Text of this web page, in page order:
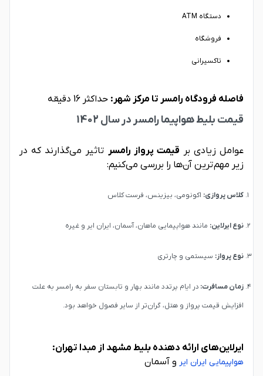
دستگاه ATM
فروشگاه
تاکسیرانی
فاصله فرودگاه رامسر تا مرکز شهر: حداکثر 16 دقیقه
قیمت بلیط هواپیما رامسر در سال 1402
عوامل زیادی بر قیمت پرواز رامسر تاثیر می‌گذارند که در
زیر مهم‌ترین آن‌ها را بررسی می‌کنیم:
کلاس پروازی: اکونومی، بیزینس، فرست کلاس
نوع ایرلاین: مانند هواپیمایی ماهان، آسمان، ایران ایر و غیره
نوع پرواز: سیستمی و چارتری
زمان مسافرت: در ایام پرتدد مانند بهار و تابستان سفر به رامسر به علت
افزایش قیمت پرواز و هتل، گران‌تر از سایر فصول خواهد بود.
ایرلاین‌های ارائه دهنده بلیط مشهد از مبدا تهران:
هواپیمایی ایران ایر و آسمان